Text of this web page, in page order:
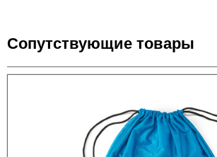
Сопутствующие товары